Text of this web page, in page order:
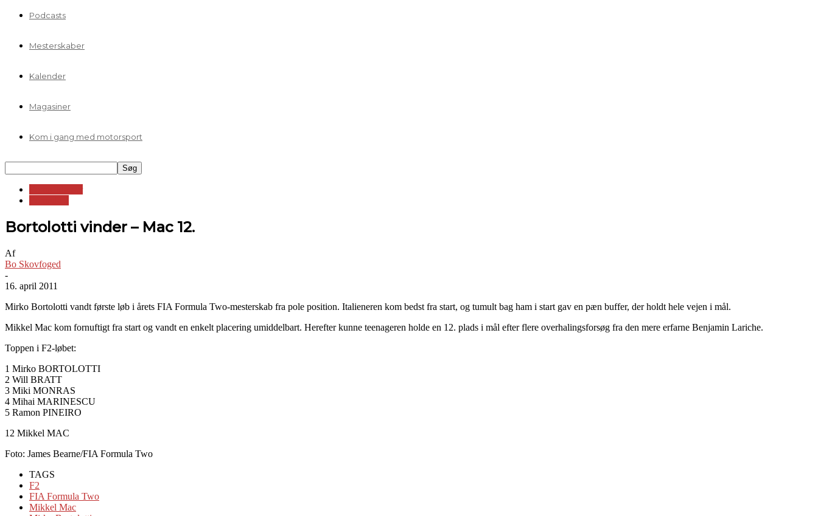
Podcasts
Mesterskaber
Kalender
Magasiner
Kom i gang med motorsport
Bortolotti vinder – Mac 12.
Af
Bo Skovfoged
-
16. april 2011
Mirko Bortolotti vandt første løb i årets FIA Formula Two-mesterskab fra pole position. Italieneren kom bedst fra start, og tumult bag ham i start gav en pæn buffer, der holdt hele vejen i mål.
Mikkel Mac kom fornuftigt fra start og vandt en enkelt placering umiddelbart. Herefter kunne teenageren holde en 12. plads i mål efter flere overhalingsforsøg fra den mere erfarne Benjamin Lariche.
Toppen i F2-løbet:
1 Mirko BORTOLOTTI
2 Will BRATT
3 Miki MONRAS
4 Mihai MARINESCU
5 Ramon PINEIRO
12 Mikkel MAC
Foto: James Bearne/FIA Formula Two
TAGS
F2
FIA Formula Two
Mikkel Mac